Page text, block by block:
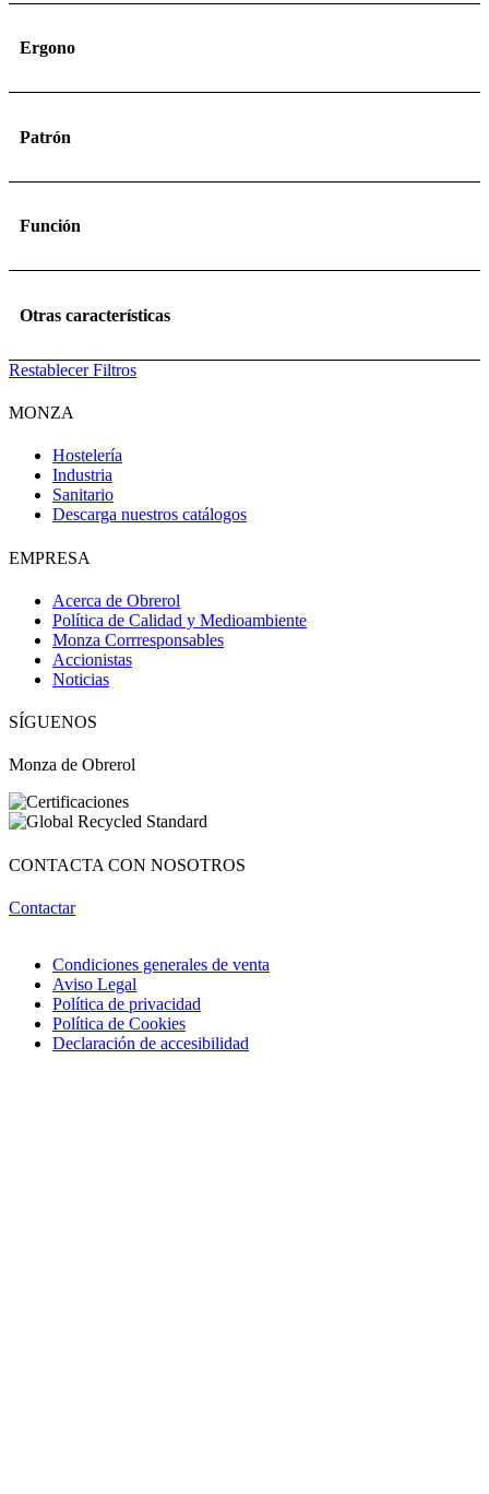
Ergono
Patrón
Función
Otras características
Restablecer Filtros
MONZA
Hostelería
Industria
Sanitario
Descarga nuestros catálogos
EMPRESA
Acerca de Obrerol
Política de Calidad y Medioambiente
Monza Corrresponsables
Accionistas
Noticias
SÍGUENOS
Monza de Obrerol
CONTACTA CON NOSOTROS
Contactar
Condiciones generales de venta
Aviso Legal
Política de privacidad
Política de Cookies
Declaración de accesibilidad
¡Hola! Soy OBRI, tu asistente virtual de Obrerol 🤖Estoy aquí para
ayudarte. Cuéntame qué necesitas… ¡y lo resolvemos juntos!